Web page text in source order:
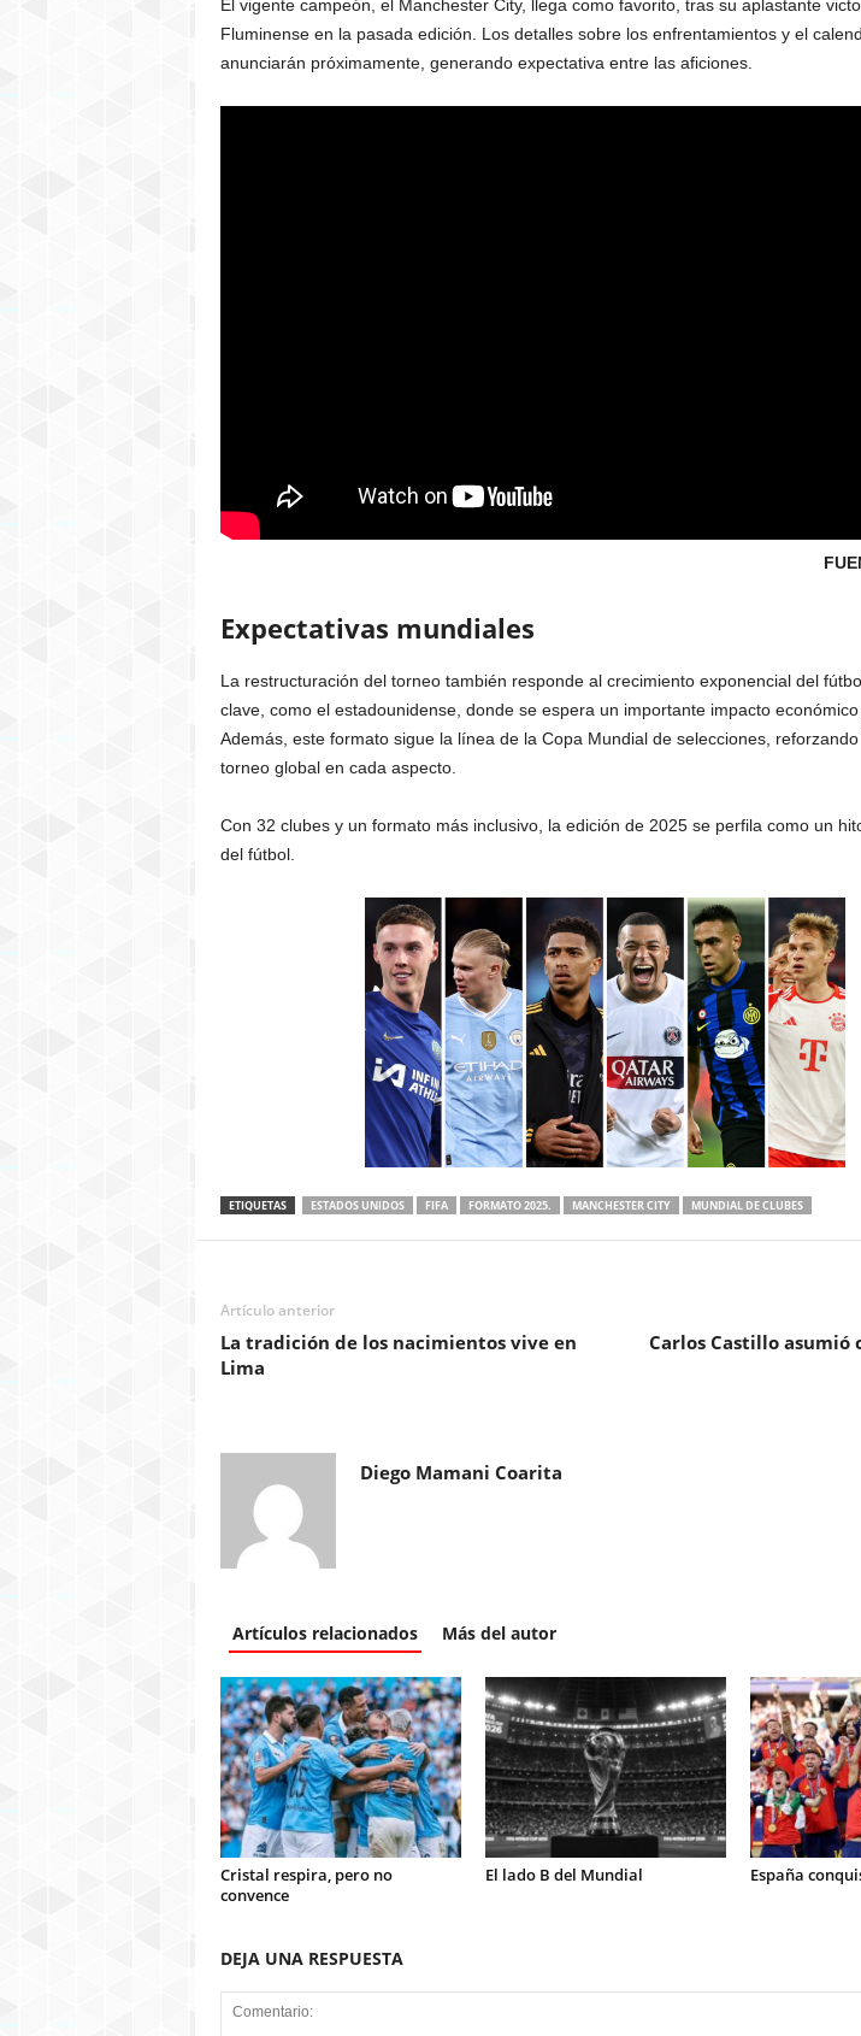
El vigente campeón, el Manchester City, llega como favorito, tras su aplastante
Fluminense en la pasada edición. Los detalles sobre los enfrentamientos y el
anunciarán próximamente, generando expectativa entre las aficiones.
Expectativas mundiales
La restructuración del torneo también responde al crecimiento exponencial del
clave, como el estadounidense, donde se espera un importante impacto económico
Además, este formato sigue la línea de la Copa Mundial de selecciones,
torneo global en cada aspecto.
Con 32 clubes y un formato más inclusivo, la edición de 2025 se perfila como un
del fútbol.
ETIQUETAS ESTADOS UNIDOS FIFA FORMATO 2025. MANCHESTER CITY MUNDIAL DE CLUBES
Artículo anterior
La tradición de los nacimientos vive en
Lima
Carlos Castillo asumió
Diego Mamani Coarita
Artículos relacionados Más del autor
Cristal respira, pero no
convence
El lado B del Mundial España
DEJA UNA RESPUESTA